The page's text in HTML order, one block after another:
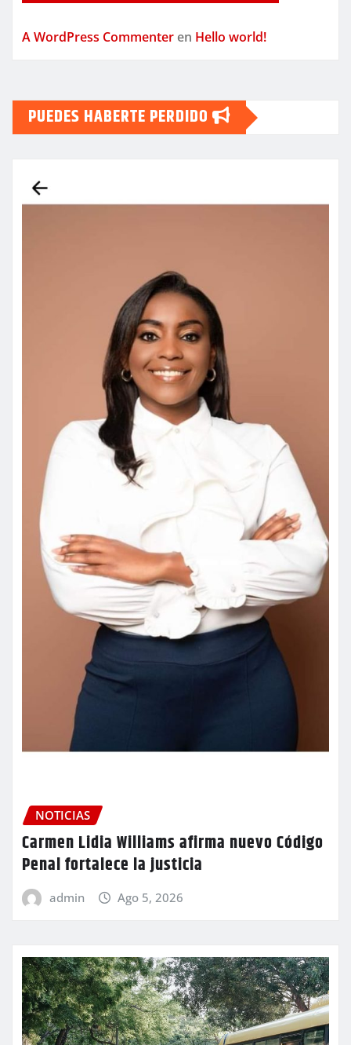
A WordPress Commenter en Hello world!
PUEDES HABERTE PERDIDO
NOTICIAS
Carmen Lidia Williams afirma nuevo Código
Penal fortalece la justicia
admin Ago 5, 2026